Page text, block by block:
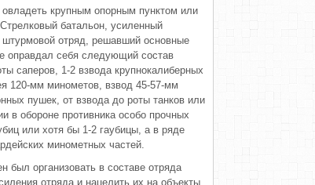
крупным опорным пунктом или
батальон, усиленный
отряд, решавший основные
оправдал себя следующий состав
саперов, 1-2 взвода крупнокалиберных
120-мм минометов, взвод 45-57-мм
пушек, от взвода до роты танков или
в обороне противника особо прочных
или хотя бы 1-2 гаубицы, а в ряде
минометных частей.
был организовать в составе отряда
отряда и нацелить их на объекты